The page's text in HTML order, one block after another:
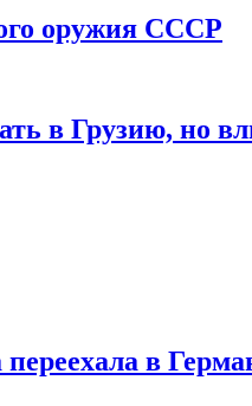
оружия СССР
в Грузию, но
в